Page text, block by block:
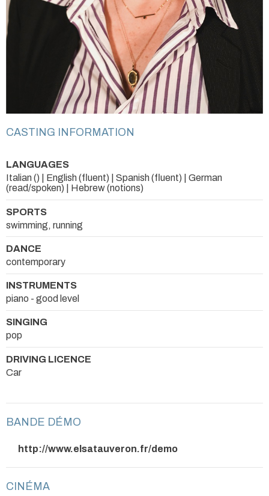
CASTING INFORMATION
LANGUAGES
Italian () | English (fluent) | Spanish (fluent) | German
(read/spoken) | Hebrew (notions)
SPORTS
swimming, running
DANCE
contemporary
INSTRUMENTS
piano - good level
SINGING
pop
DRIVING LICENCE
Car
BANDE DÉMO
http://www.elsatauveron.fr/demo
CINÉMA